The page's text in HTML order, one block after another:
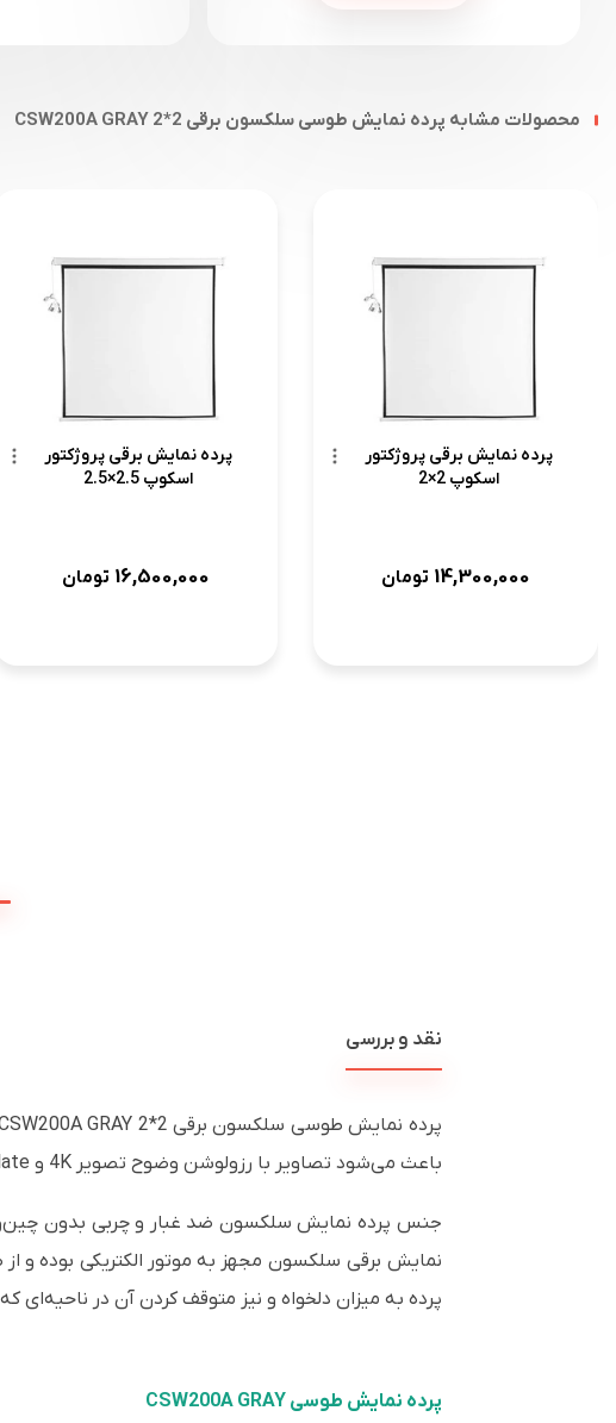
محصولات مشابه پرده نمایش طوسی سلکسون برقی 2*2 CSW200A GRAY
پرده نمایش برقی پروژکتور
اسکوپ 2×2
14,300,000 تومان
پرده نمایش برقی پروژکتور
اسکوپ 2.5×2.5
16,500,000 تومان
نقد و بررسی
باعث می‌شود تصاویر با رزولوشن وضوح تصویر 4K و 3D Mate قابل پخش باشد. و همچنین قابلیت نصب به‌صورت دیواری و سقفی رادار است.
جنس پرده نمایش سلکسون ضد غبار و چربی بدون
نمایش برقی سلکسون مجهز به موتور الکتریکی بوده و از
پرده به میزان دلخواه و نیز متوقف کردن آن در
پرده نمایش طوسی CSW200A GRAY